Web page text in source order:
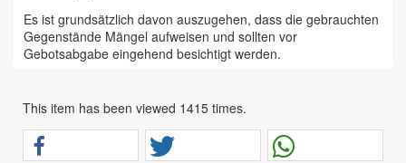
Es ist grundsätzlich davon auszugehen, dass die gebrauchten
Gegenstände Mängel aufweisen und sollten vor
Gebotsabgabe eingehend besichtigt werden.
dass sämtliche zum Verkauf stehende Artikel ungeprüft sind.
Bei allen zum Verkauf stehenden Fahrzeugen und Maschinen
ist davon auszugehen, dass diese bereits einen nicht
unerheblichen Vorschaden erlitten haben.
This item has been viewed 1415 times.